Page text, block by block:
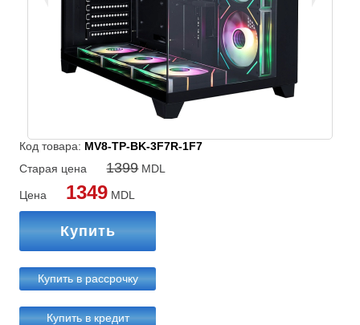
Код товара: MV8-TP-BK-3F7R-1F7
Старая цена
1399MDL
Цена 1349 MDL
Купить
Купить в рассрочку
Купить в кредит